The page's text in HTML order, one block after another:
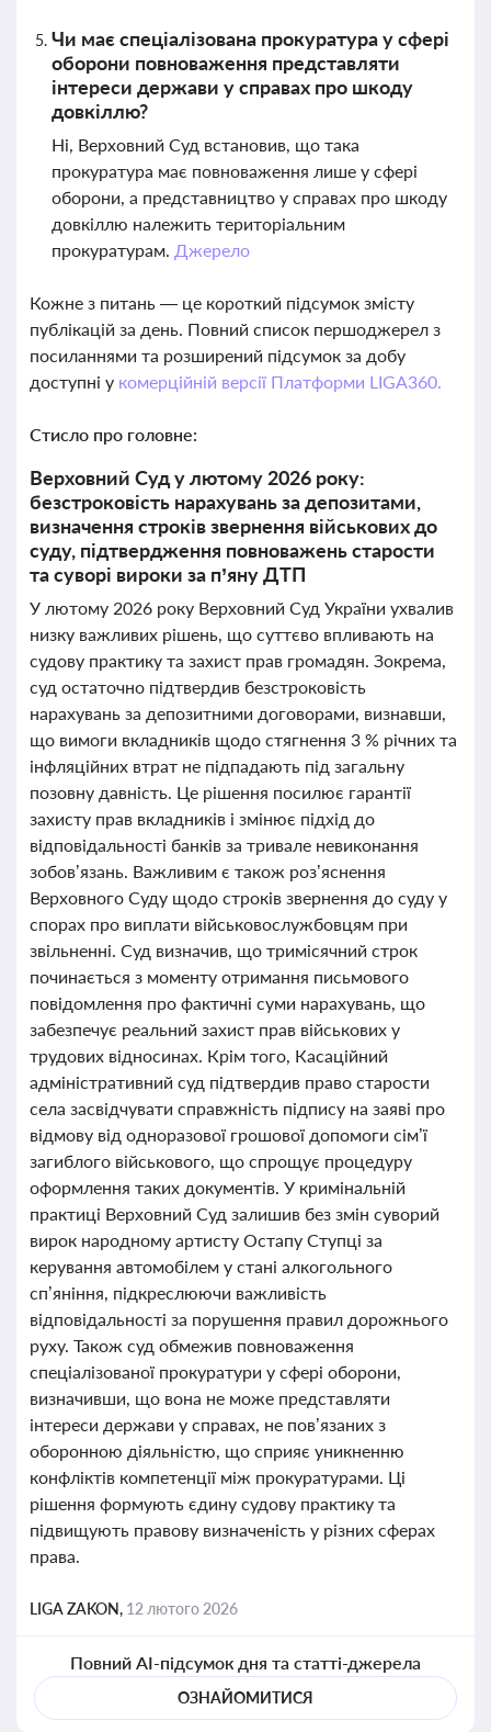
Чи має спеціалізована прокуратура у сфері
оборони повноваження представляти
інтереси держави у справах про шкоду
довкіллю?
Ні, Верховний Суд встановив, що така
прокуратура має повноваження лише у сфері
оборони, а представництво у справах про шкоду
довкіллю належить територіальним
прокуратурам. Джерело
Кожне з питань — це короткий підсумок змісту
публікацій за день. Повний список першоджерел з
посиланнями та розширений підсумок за добу
доступні у комерційній версії Платформи LIGA360.
Стисло про головне:
Верховний Суд у лютому 2026 року:
безстроковість нарахувань за депозитами,
визначення строків звернення військових до
суду, підтвердження повноважень старости
та суворі вироки за п’яну ДТП
У лютому 2026 року Верховний Суд України ухвалив
низку важливих рішень, що суттєво впливають на
судову практику та захист прав громадян. Зокрема,
суд остаточно підтвердив безстроковість
нарахувань за депозитними договорами, визнавши,
що вимоги вкладників щодо стягнення 3 % річних та
інфляційних втрат не підпадають під загальну
позовну давність. Це рішення посилює гарантії
захисту прав вкладників і змінює підхід до
відповідальності банків за тривале невиконання
зобов’язань. Важливим є також роз’яснення
Верховного Суду щодо строків звернення до суду у
спорах про виплати військовослужбовцям при
звільненні. Суд визначив, що тримісячний строк
починається з моменту отримання письмового
повідомлення про фактичні суми нарахувань, що
забезпечує реальний захист прав військових у
трудових відносинах. Крім того, Касаційний
адміністративний суд підтвердив право старости
села засвідчувати справжність підпису на заяві про
відмову від одноразової грошової допомоги сім’ї
загиблого військового, що спрощує процедуру
оформлення таких документів. У кримінальній
практиці Верховний Суд залишив без змін суворий
вирок народному артисту Остапу Ступці за
керування автомобілем у стані алкогольного
сп’яніння, підкреслюючи важливість
відповідальності за порушення правил дорожнього
руху. Також суд обмежив повноваження
спеціалізованої прокуратури у сфері оборони,
визначивши, що вона не може представляти
інтереси держави у справах, не пов’язаних з
оборонною діяльністю, що сприяє уникненню
конфліктів компетенції між прокуратурами. Ці
рішення формують єдину судову практику та
підвищують правову визначеність у різних сферах
права.
LIGA ZAKON, 12 лютого 2026
Повний AI-підсумок дня та статті-джерела
ОЗНАЙОМИТИСЯ